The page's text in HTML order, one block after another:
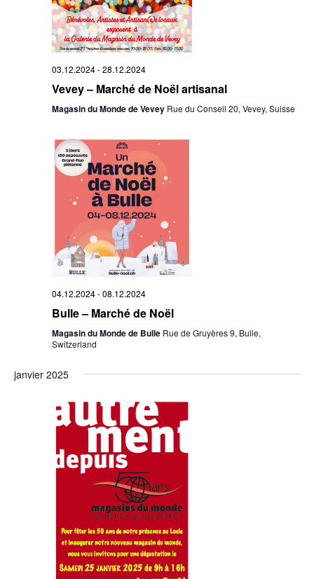
03.12.2024-28.12.2024
Vevey – Marché de Noël artisanal
Magasin du Monde de Vevey Rue du Conseil 20, Vevey, Suisse
04.12.2024-08.12.2024
Bulle – Marché de Noël
Magasin du Monde de Bulle Rue de Gruyères 9, Bulle,
Switzerland
janvier 2025